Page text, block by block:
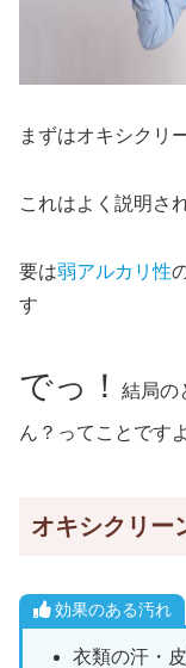
まずはオキシクリ
これはよく説明さ
要は弱アルカリ性
す
でっ！ 結局の
ん？ってことです
オキシクリー
効果のある汚れ
衣類の汗・